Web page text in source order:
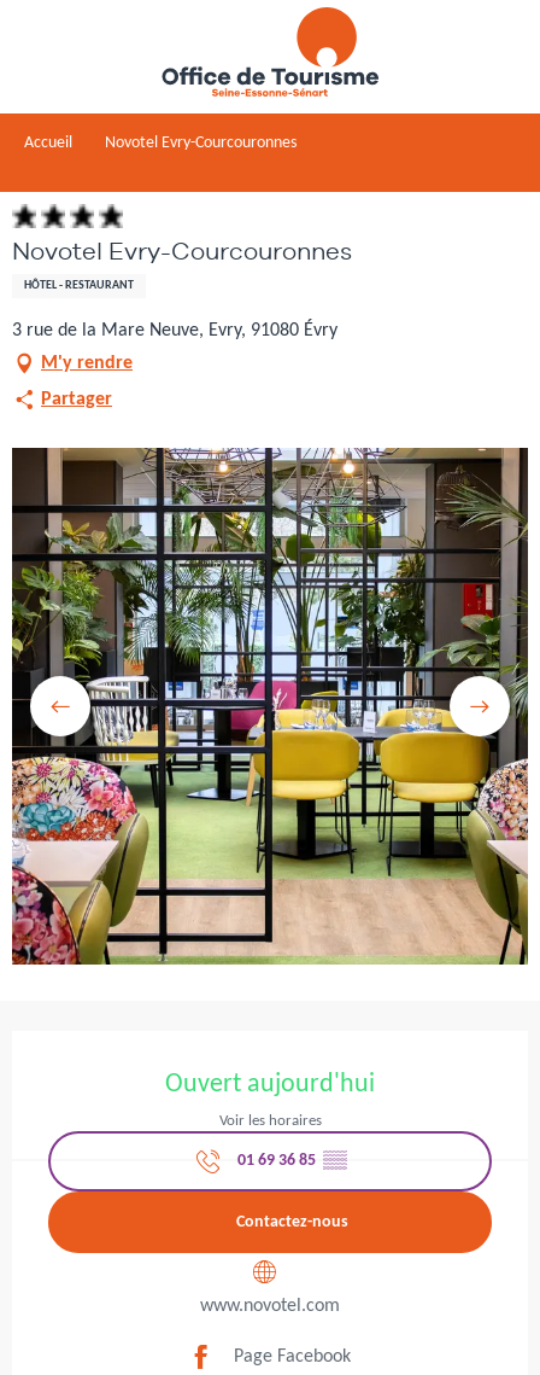
Accueil Novotel Evry-Courcouronnes
Novotel Evry-Courcouronnes
HÔTEL - RESTAURANT
3 rue de la Mare Neuve, Evry, 91080 Évry
M'y rendre
Partager
Ouvert aujourd'hui
Voir les horaires
01 69 36 85 ▒▒
Contactez-nous
www.novotel.com
Page Facebook